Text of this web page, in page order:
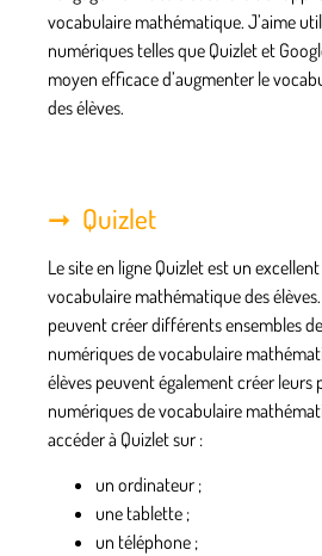
vocabulaire mathématique. J’aime
numériques telles que Quizlet et
moyen efficace d’augmenter le
des élèves.
Quizlet
Le site en ligne Quizlet est un
vocabulaire mathématique des
peuvent créer différents ensembles
numériques de vocabulaire
élèves peuvent également créer leurs
numériques de vocabulaire
accéder à Quizlet sur :
un ordinateur ;
une tablette ;
un téléphone ;